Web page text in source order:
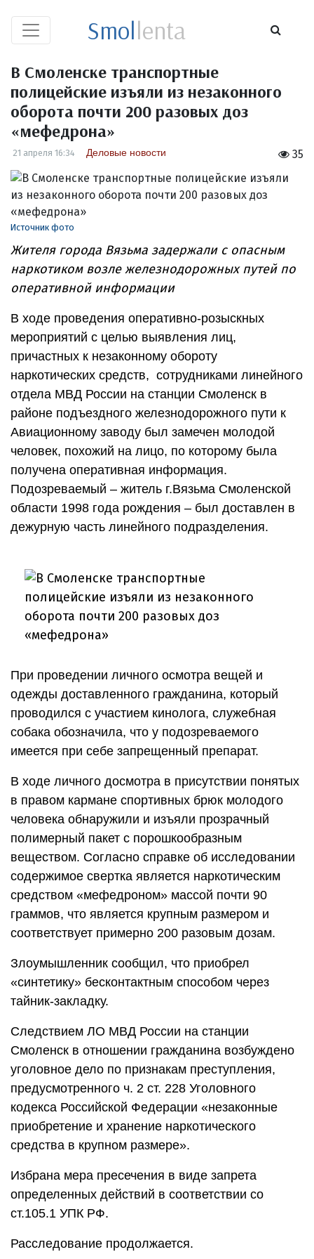
Smollenta
В Смоленске транспортные
полицейские изъяли из незаконного
оборота почти 200 разовых доз
«мефедрона»
35
21 апреля 16:34 Деловые новости
Источник фото
Жителя города Вязьма задержали с опасным
наркотиком возле железнодорожных путей по
оперативной информации
В ходе проведения оперативно-розыскных
мероприятий с целью выявления лиц,
причастных к незаконному обороту
наркотических средств, сотрудниками линейного
отдела МВД России на станции Смоленск в
районе подъездного железнодорожного пути к
Авиационному заводу был замечен молодой
человек, похожий на лицо, по которому была
получена оперативная информация.
Подозреваемый – житель г.Вязьма Смоленской
области 1998 года рождения – был доставлен в
дежурную часть линейного подразделения.
При проведении личного осмотра вещей и
одежды доставленного гражданина, который
проводился с участием кинолога, служебная
собака обозначила, что у подозреваемого
имеется при себе запрещенный препарат.
В ходе личного досмотра в присутствии понятых
в правом кармане спортивных брюк молодого
человека обнаружили и изъяли прозрачный
полимерный пакет с порошкообразным
веществом. Согласно справке об исследовании
содержимое свертка является наркотическим
средством «мефедроном» массой почти 90
граммов, что является крупным размером и
соответствует примерно 200 разовым дозам.
Злоумышленник сообщил, что приобрел
«синтетику» бесконтактным способом через
тайник-закладку.
Следствием ЛО МВД России на станции
Смоленск в отношении гражданина возбуждено
уголовное дело по признакам преступления,
предусмотренного ч. 2 ст. 228 Уголовного
кодекса Российской Федерации «незаконные
приобретение и хранение наркотического
средства в крупном размере».
Избрана мера пресечения в виде запрета
определенных действий в соответствии со
ст.105.1 УПК РФ.
Расследование продолжается.